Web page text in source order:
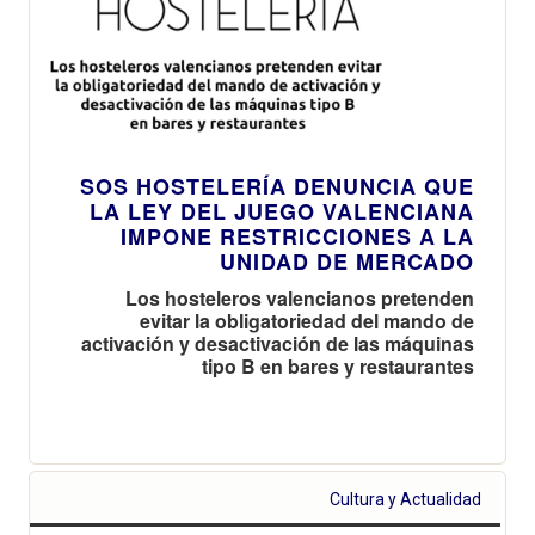
SOS HOSTELERÍA DENUNCIA QUE
LA LEY DEL JUEGO VALENCIANA
IMPONE RESTRICCIONES A LA
UNIDAD DE MERCADO
Los hosteleros valencianos pretenden
evitar la obligatoriedad del mando de
activación y desactivación de las máquinas
tipo B en bares y restaurantes
Cultura y Actualidad